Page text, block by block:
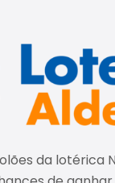
da lotérica